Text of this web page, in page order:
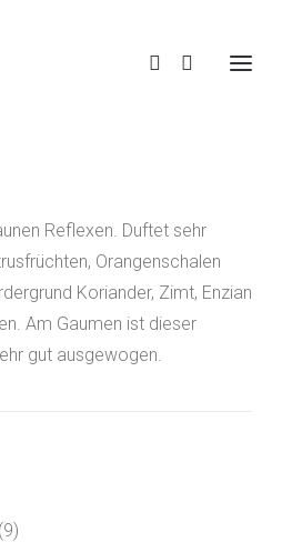
Reflexen. Duftet sehr
Orangenschalen
Koriander, Zimt, Enzian
Am Gaumen ist dieser
gut ausgewogen.
(9)